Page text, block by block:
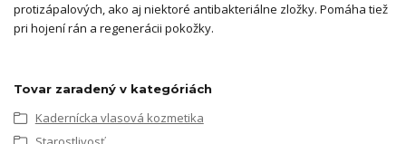
protizápalových, ako aj niektoré antibakteriálne zložky. Pomáha tiež
pri hojení rán a regenerácii pokožky.
Tovar zaradený v kategóriách
Kadernícka vlasová kozmetika